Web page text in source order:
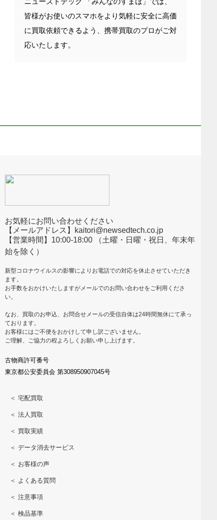
皆様がお使いのスマホをより気軽に安全に高価
に買取依頼できるよう、携帯買取のプロがご対
応いたします。
お気軽にお問い合わせください
【メールアドレス】kaitori@newsedtech.co.jp
【営業時間】10:00-18:00 （土曜・日曜・祝日、年末年
始を除く）
新型コロナウイルスの影響によりお電話での対応を休止させていただき
ます。
お手数をおかけいたしますがメールでのお問い合わせをご利用くださ
い。
なお、買取のお申込、お問合せメールの受信自体は24時間無休にて承っ
ております。
お客様にはご不便をおかけして申し訳ございません。
ご理解、ご協力の程よろしくお願い申し上げます。
古物商許可番号
東京都公安委員会 第308950907045号
＜ 宅配買取
＜ 法人買取
＜ 買取実績
＜ データ消去サービス
＜ お客様の声
＜ よくある質問
＜ 注意事項
＜ 検品基準